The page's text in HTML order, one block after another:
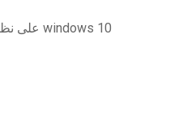
تنزيل عروض netflix على نظام التشغيل windows 10